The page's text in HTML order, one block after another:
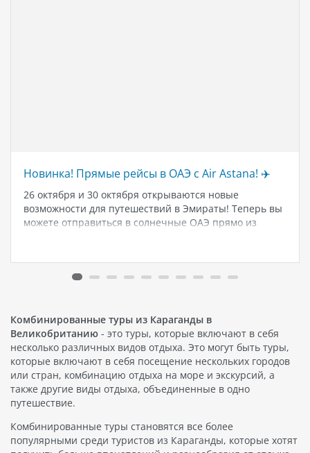
Новинка! Прямые рейсы в ОАЭ с Air Astana! ✈️
26 октября и 30 октября открываются новые
возможности для путешествий в Эмираты! Теперь вы
можете отправиться в солнечные ОАЭ прямо из
неделю —…
Комбинированные туры из Караганды в
Великобританию - это туры, которые включают в себя
несколько различных видов отдыха. Это могут быть туры,
которые включают в себя посещение нескольких городов
или стран, комбинацию отдыха на море и экскурсий, а
также другие виды отдыха, объединенные в одно
путешествие.
Комбинированные туры становятся все более
популярными среди туристов из Караганды, которые хотят